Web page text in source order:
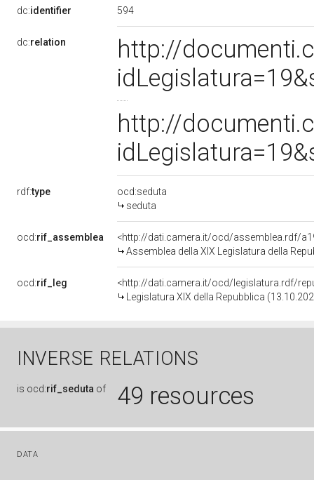
dc:identifier 594
dc:relation
http://
http://
rdf:type
ocd:seduta
seduta
ocd:rif_assemblea
<http://dati.camera.it/ocd/assemblea.rdf/
Assemblea della XIX Legislatura della
ocd:rif_leg
<http://dati.camera.it/ocd/legislatura.rdf/
Legislatura XIX della Repubblica
INVERSE RELATIONS
is ocd:rif_seduta of 49 resources
DATA